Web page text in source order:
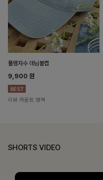
풀렘자수 데님볼캡
9,900 원
리뷰 카운트 영역
SHORTS VIDEO